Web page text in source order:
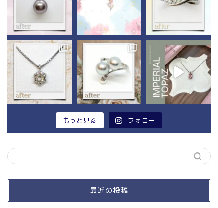
もっと見る フォロー
最近の投稿